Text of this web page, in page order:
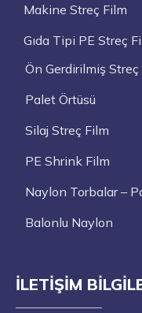
Makine Streç Film
Gıda Tipi PE Streç
Ön Gerdirilmiş Streç
Palet Örtüsü
Silaj Streç Film
PE Shrink Film
Naylon Torbalar –
Balonlu Naylon
İLETIŞIM